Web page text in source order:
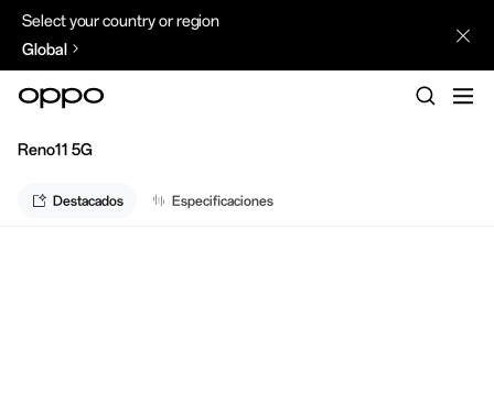
Select your country or region
Global
Reno11 5G
Destacados Especificaciones